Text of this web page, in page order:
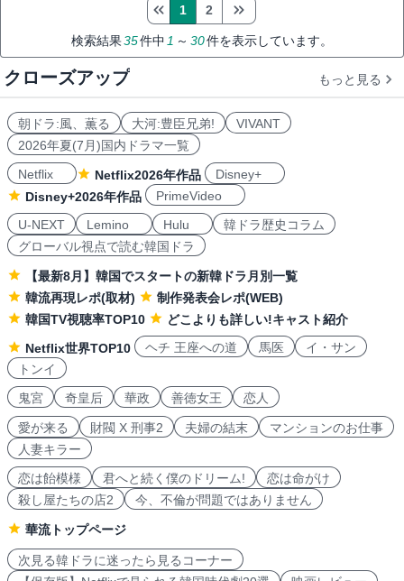
検索結果35件中 1 ～ 30件を表示しています。
1 2
クローズアップ もっと見る
朝ドラ:風、薫る 大河:豊臣兄弟!
VIVANT
2026年夏(7月)国内ドラマ一覧
Netflix
Netflix2026年作品
Disney+
Disney+2026年作品
PrimeVideo
U-NEXT
Lemino Hulu
韓ドラ歴史コラム
グローバル視点で読む韓国ドラ
【最新8月】韓国でスタートの新韓ドラ月別一覧
韓流再現レポ(取材)
制作発表会レポ(WEB)
韓国TV視聴率TOP10
どこよりも詳しい!キャスト紹介
Netflix世界TOP10
ヘチ 王座への道 馬医
イ・サン
トンイ
鬼宮
奇皇后 華政 善徳女王 恋人
愛が来る 財閥 X 刑事2 夫婦の結末
マンションのお仕事
人妻キラー
恋は飴模様
君へと続く僕のドリーム!
恋は命がけ
殺し屋たちの店2
今、不倫が問題ではありません
華流トップページ
次見る韓ドラに迷ったら見るコーナー